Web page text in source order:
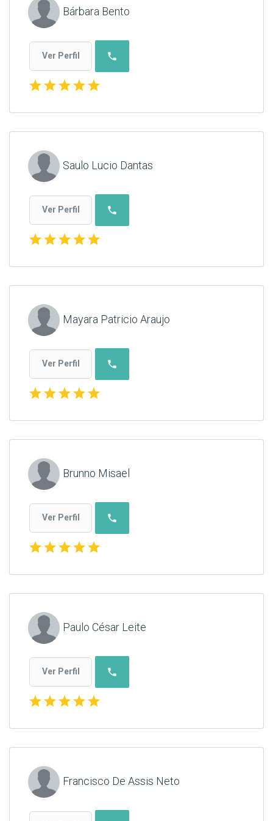
Bárbara Bento
Ver Perfil phone
starstarstarstarstar
Saulo Lucio Dantas
Ver Perfil phone
starstarstarstarstar
Mayara Patricio Araujo
Ver Perfil phone
starstarstarstarstar
Brunno Misael
Ver Perfil phone
starstarstarstarstar
Paulo César Leite
Ver Perfil phone
starstarstarstarstar
Francisco De Assis Neto